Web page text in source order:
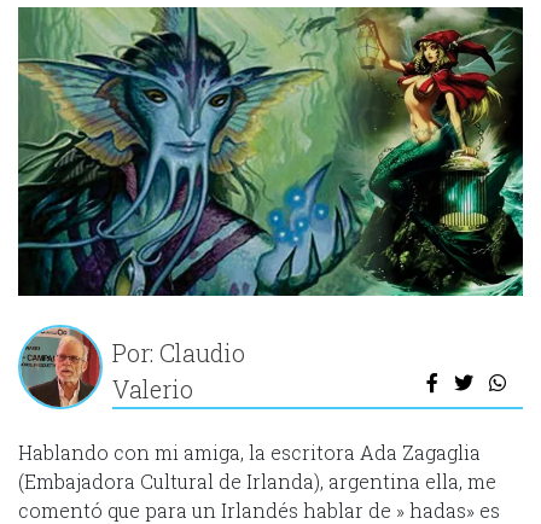
Por: Claudio
Valerio
Hablando con mi amiga, la escritora Ada Zagaglia
(Embajadora Cultural de Irlanda), argentina ella, me
comentó que para un Irlandés hablar de » hadas» es